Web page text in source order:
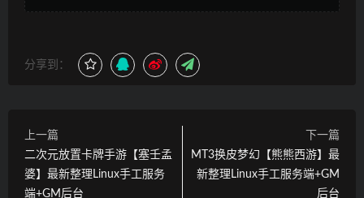
分享到：
上一篇
二次元放置卡牌手游【塞壬孟
婆】最新整理Linux手工服务
端+GM后台
下一篇
MT3换皮梦幻【熊熊西游】最
新整理Linux手工服务端+GM
后台